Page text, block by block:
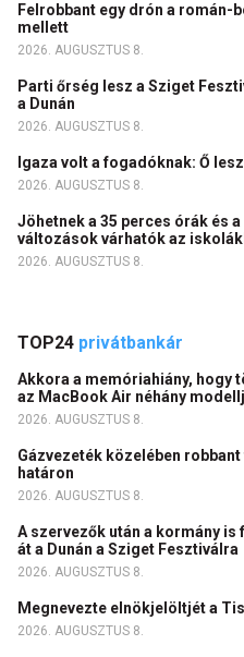
Felrobbant egy drón a román-
mellett
2026. AUGUSZTUS 8.
Parti őrség lesz a Sziget
a Dunán
2026. AUGUSZTUS 8.
Igaza volt a fogadóknak: Ő
2026. AUGUSZTUS 8.
Jöhetnek a 35 perces órák és
változások várhatók az
2026. AUGUSZTUS 8.
TOP24 privátbankár
Akkora a memóriahiány, hogy
az MacBook Air néhány
2026. AUGUSZTUS 8.
Gázvezeték közelében
határon
2026. AUGUSZTUS 8.
A szervezők után a kormány
át a Dunán a Sziget Fesztiválra
2026. AUGUSZTUS 8.
Megnevezte elnökjelöltjét a
2026. AUGUSZTUS 8.